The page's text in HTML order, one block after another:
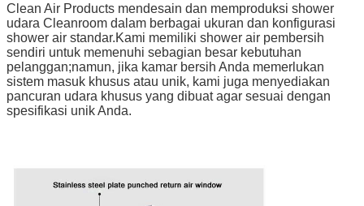
Clean Air Products mendesain dan memproduksi shower
udara Cleanroom dalam berbagai ukuran dan konfigurasi
shower air standar.Kami memiliki shower air pembersih
sendiri untuk memenuhi sebagian besar kebutuhan
pelanggan;namun, jika kamar bersih Anda memerlukan
sistem masuk khusus atau unik, kami juga menyediakan
pancuran udara khusus yang dibuat agar sesuai dengan
spesifikasi unik Anda.